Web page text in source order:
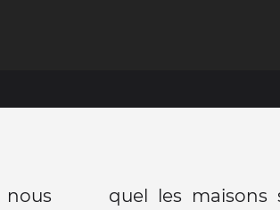
soir